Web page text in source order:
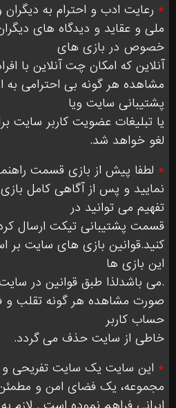
* رعایت ادب و احترام به
ملی و عقاید و دیدگاه های
خصوص در بازی های
آنلاین که امکان چت آنلاین با
مشاهده هر گونه بی احترامی به
پشتیبانی سایت ویا
یا تبلیغات عضویت کاربر سایت
لغو خواهد شد.
* لطفا پیش از بازی قسمت
نمایید و پس از آگاهی کامل
تفهیم می توانید در
قسمت پشتیبانی تیکت ارسال
کنید.قوانین بازی های سایت بر
این بازی ها
.می باشدلذا طبق قوانین در
صورت مشاهده هر گونه تقلب و
حساب کاربر
خاطی از سایت حذف می گردد.
* این سایت یک سایت تفریحی و
مجموعه، یک فضای امن و